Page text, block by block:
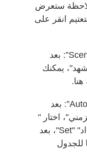
ستعرض
انقر على
(3) تبديل المشهد “Scene Switch”: بعد
يمكنك
هنا.
(4) التبديل التلقائي “Auto Switch”: بعد
اختار "
التبديل التلقائي" ثم انقر "اعداد" "Set"، بعد
للجدول